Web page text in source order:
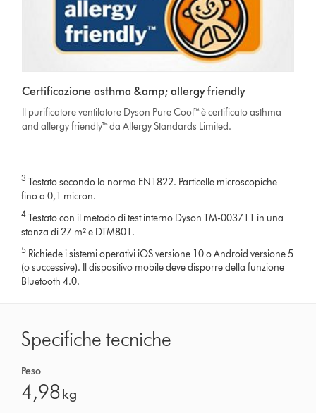
Certificazione asthma &amp; allergy friendly
Il purificatore ventilatore Dyson Pure Cool™ è certificato asthma
and allergy friendly™ da Allergy Standards Limited.
3 Testato secondo la norma EN1822. Particelle microscopiche
fino a 0,1 micron.
4 Testato con il metodo di test interno Dyson TM-003711 in una
stanza di 27 m² e DTM801.
5 Richiede i sistemi operativi iOS versione 10 o Android versione 5
(o successive). Il dispositivo mobile deve disporre della funzione
Bluetooth 4.0.
Specifiche tecniche
Peso
4,98kg